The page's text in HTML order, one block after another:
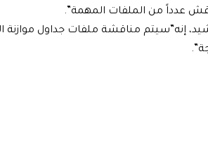
عدداً من الملفات المهمة”.
إنه”سيتم مناقشة ملفات جداول موازنة